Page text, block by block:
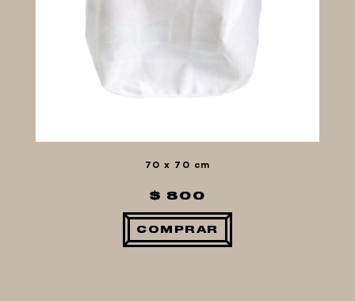
70 x 70 cm
$ 800
COMPRAR